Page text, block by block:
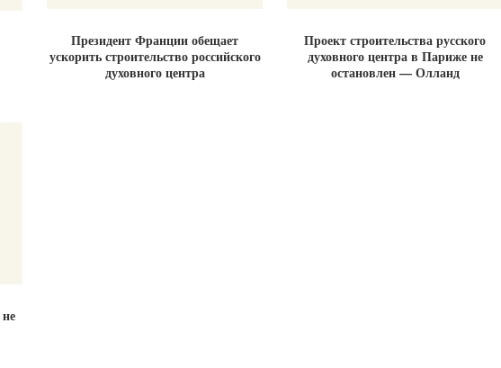
Президент Франции обещает
ускорить строительство российского
духовного центра
Проект строительства русского
духовного центра в Париже не
остановлен — Олланд